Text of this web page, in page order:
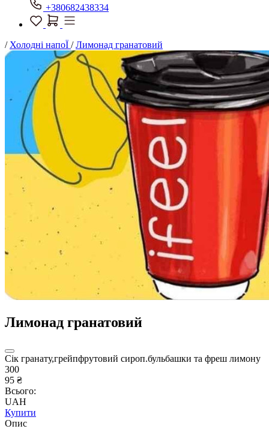
+380682438334
/ Холодні напоЇ /Лимонад гранатовий
Лимонад гранатовий
Сік гранату,грейпфрутовий сироп.бульбашки та фреш лимону
300
95 ₴
Всього:
UAH
Купити
Опис